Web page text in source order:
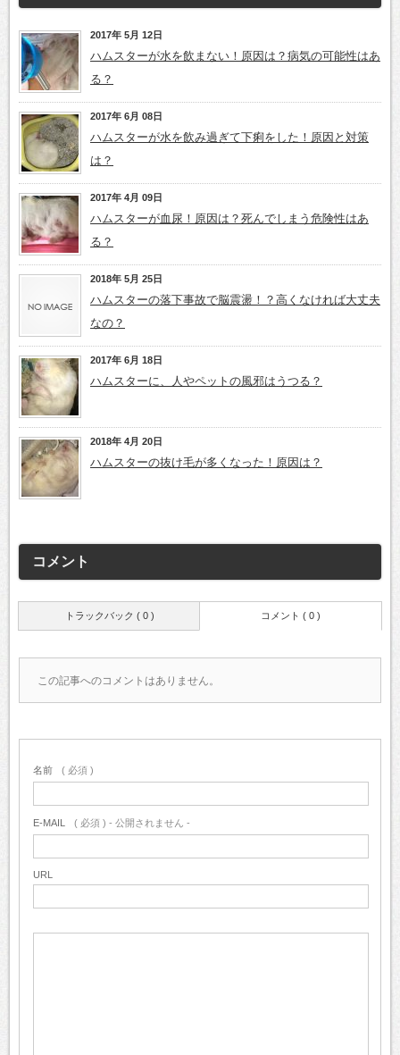
2017年 5月 12日
ハムスターが水を飲まない！原因は？病気の可能性はあ
る？
2017年 6月 08日
ハムスターが水を飲み過ぎて下痢をした！原因と対策
は？
2017年 4月 09日
ハムスターが血尿！原因は？死んでしまう危険性はあ
る？
2018年 5月 25日
ハムスターの落下事故で脳震盪！？高くなければ大丈夫
なの？
2017年 6月 18日
ハムスターに、人やペットの風邪はうつる？
2018年 4月 20日
ハムスターの抜け毛が多くなった！原因は？
コメント
トラックバック ( 0 ) コメント ( 0 )
この記事へのコメントはありません。
名前 ( 必須 )
E-MAIL ( 必須 ) - 公開されません -
URL